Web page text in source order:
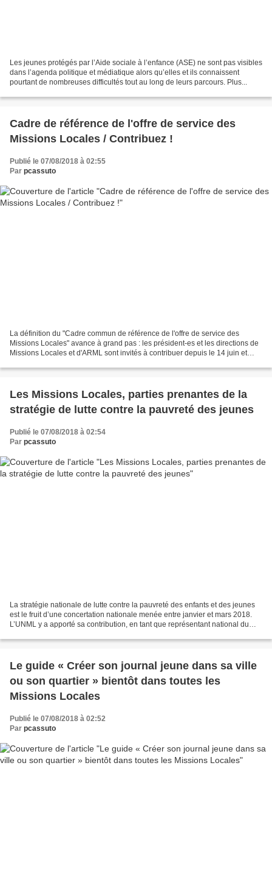
Les jeunes protégés par l’Aide sociale à l’enfance (ASE) ne sont pas visibles
dans l’agenda politique et médiatique alors qu’elles et ils connaissent
pourtant de nombreuses difficultés tout au long de leurs parcours. Plus...
Cadre de référence de l'offre de service des
Missions Locales / Contribuez !
Publié le 07/08/2018 à 02:55
Par pcassuto
La définition du "Cadre commun de référence de l'offre de service des
Missions Locales" avance à grand pas : les président-es et les directions de
Missions Locales et d'ARML sont invités à contribuer depuis le 14 juin et
Les Missions Locales, parties prenantes de la
stratégie de lutte contre la pauvreté des jeunes
Publié le 07/08/2018 à 02:54
Par pcassuto
La stratégie nationale de lutte contre la pauvreté des enfants et des jeunes
est le fruit d’une concertation nationale menée entre janvier et mars 2018.
L’UNML y a apporté sa contribution, en tant que représentant national du
Le guide « Créer son journal jeune dans sa ville
ou son quartier » bientôt dans toutes les
Missions Locales
Publié le 07/08/2018 à 02:52
Par pcassuto